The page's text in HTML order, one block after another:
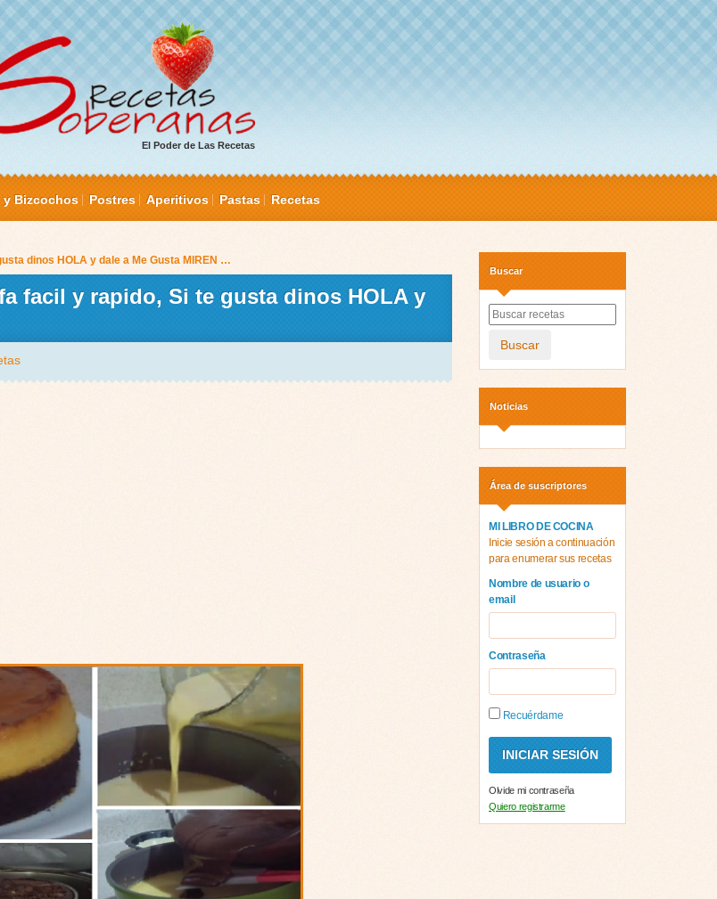
El Poder de Las Recetas
y Bizcochos Postres Aperitivos Pastas Recetas
dinos HOLA y dale a Me Gusta MIREN …
facil y rapido, Si te gusta dinos HOLA y
Buscar
Buscar
Noticias
Área de suscriptores
MI LIBRO DE COCINA
Inicie sesión a continuación
para enumerar sus recetas
Nombre de usuario o
email
Contraseña
Recuérdame
Olvide mi contraseña
Quiero registrarme